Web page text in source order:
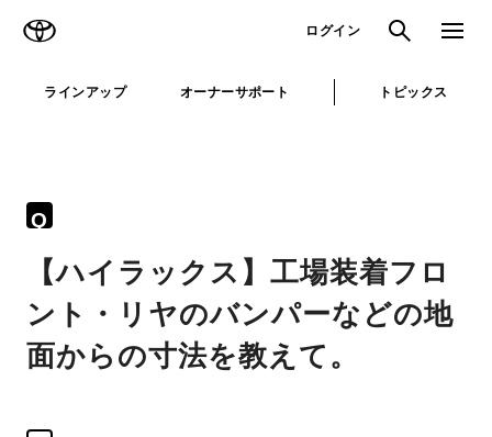
ログイン 検索 メニュ
ラインアップ オーナーサポート トピックス
Q
【ハイラックス】工場装着フロ
ント・リヤのバンパーなどの地
面からの寸法を教えて。